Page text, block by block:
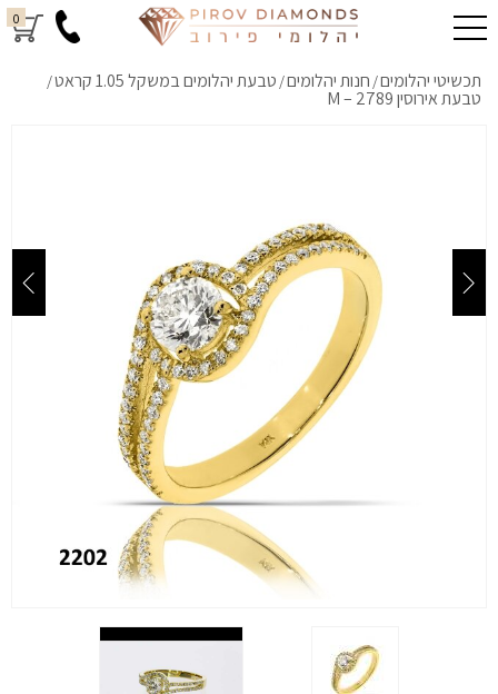
0
תכשיטי יהלומים/ חנות יהלומים/ טבעת יהלומים במשקל 1.05 קראט /
טבעת אירוסין M – 2789